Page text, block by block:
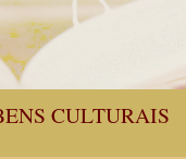
CULTURAIS